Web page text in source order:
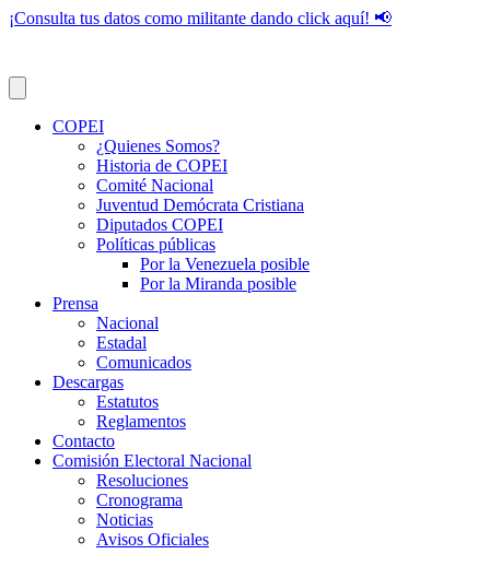
¡Consulta tus datos como militante dando click aquí! 📢
COPEI
¿Quienes Somos?
Historia de COPEI
Comité Nacional
Juventud Demócrata Cristiana
Diputados COPEI
Políticas públicas
Por la Venezuela posible
Por la Miranda posible
Prensa
Nacional
Estadal
Comunicados
Descargas
Estatutos
Reglamentos
Contacto
Comisión Electoral Nacional
Resoluciones
Cronograma
Noticias
Avisos Oficiales